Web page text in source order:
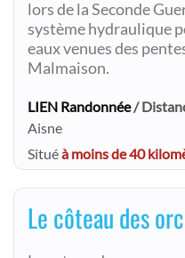
lors de la Seconde
système hydraulique
eaux venues des
Malmaison.
LIEN Randonnée/
Aisne
Situéà moins de 40
Le côteau des